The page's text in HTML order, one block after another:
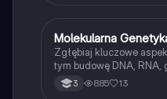
zakresie rozszerzonym
MBiologia
Molekularna
Zgłębiaj kluczowe
tym budowę DNA, RNA,
eukariotyczne oraz
się, jak struktura genów
3 885 13